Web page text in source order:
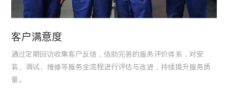
客户满意度
通过定期回访收集客户反馈，借助完善的服务评价体系，对安
装、调试、维修等服务全流程进行评估与改进，持续提升服务质
量。